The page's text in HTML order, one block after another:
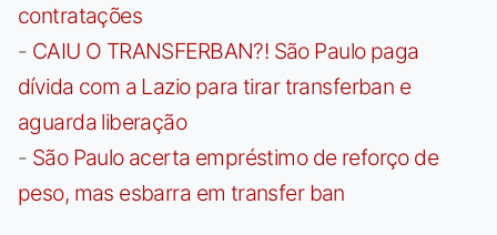
contratações
- CAIU O TRANSFERBAN?! São Paulo paga
dívida com a Lazio para tirar transferban e
aguarda liberação
- São Paulo acerta empréstimo de reforço de
peso, mas esbarra em transfer ban